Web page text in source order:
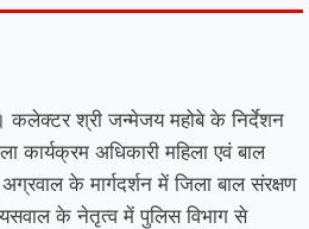
कलेक्टर श्री जन्मेजय महोबे के निर्देशन
कार्यक्रम अधिकारी महिला एवं बाल
के मार्गदर्शन में जिला बाल संरक्षण
के नेतृत्व में पुलिस विभाग से